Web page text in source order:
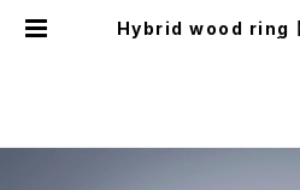
Hybrid wood ring 【